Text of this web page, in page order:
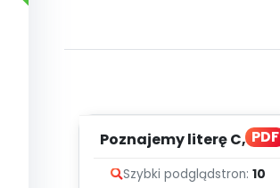
PDF
Poznajemy literę C, cz. 1
Szybki podglądstron: 10